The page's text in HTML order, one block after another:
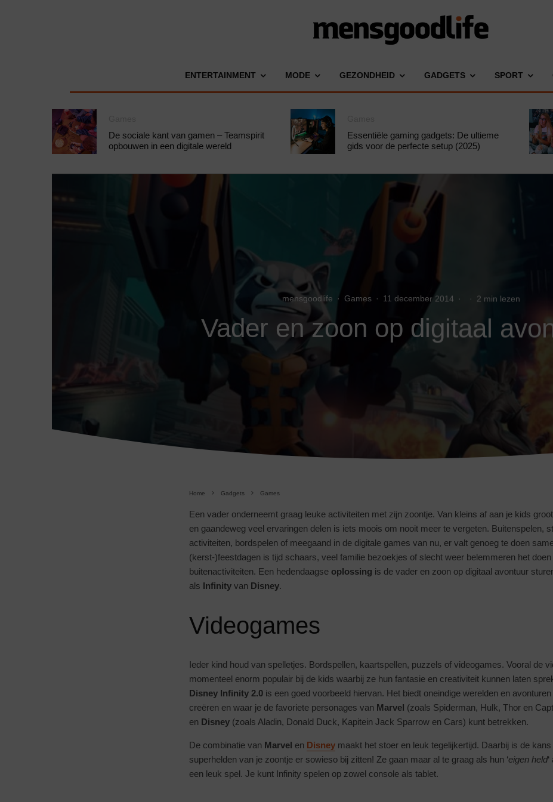
ENTERTAINMENT MODE GEZONDHEID GADGETS SPORT
De sociale kant van gamen – Teamspirit
opbouwen in een digitale wereld
Essentiële gaming gadgets: De ultieme
gids voor de perfecte setup (2025)
mensgoodlife · Games · 11 december 2014 · · 2 min lezen
Vader en zoon op digitaal
Home Gadgets Games
Een vader onderneemt graag leuke activiteiten met zijn zoontje. Van kleins af aan je kids
en gaandeweg veel ervaringen delen is iets moois om nooit meer te vergeten. Buitenspelen,
activiteiten, bordspelen of meegaand in de digitale games van nu, er valt genoeg te doen
(kerst-)feestdagen is tijd schaars, veel familie bezoekjes of slecht weer belemmeren het
buitenactiviteiten. Een hedendaagse oplossing is de vader en zoon op digitaal avontuur
als Infinity van Disney.
Videogames
Ieder kind houd van spelletjes. Bordspellen, kaartspellen, puzzels of videogames. Vooral de
momenteel enorm populair bij de kids waarbij ze hun fantasie en creativiteit kunnen laten
Disney Infinity 2.0 is een goed voorbeeld hiervan. Het biedt oneindige werelden en
creëren en waar je de favoriete personages van Marvel (zoals Spiderman, Hulk, Thor en
en Disney (zoals Aladin, Donald Duck, Kapitein Jack Sparrow en Cars) kunt betrekken.
De combinatie van Marvel en Disney maakt het stoer en leuk tegelijkertijd. Daarbij is de
superhelden van je zoontje er sowieso bij zitten! Ze gaan maar al te graag als hun ‘eigen held
een leuk spel. Je kunt Infinity spelen op zowel console als tablet.